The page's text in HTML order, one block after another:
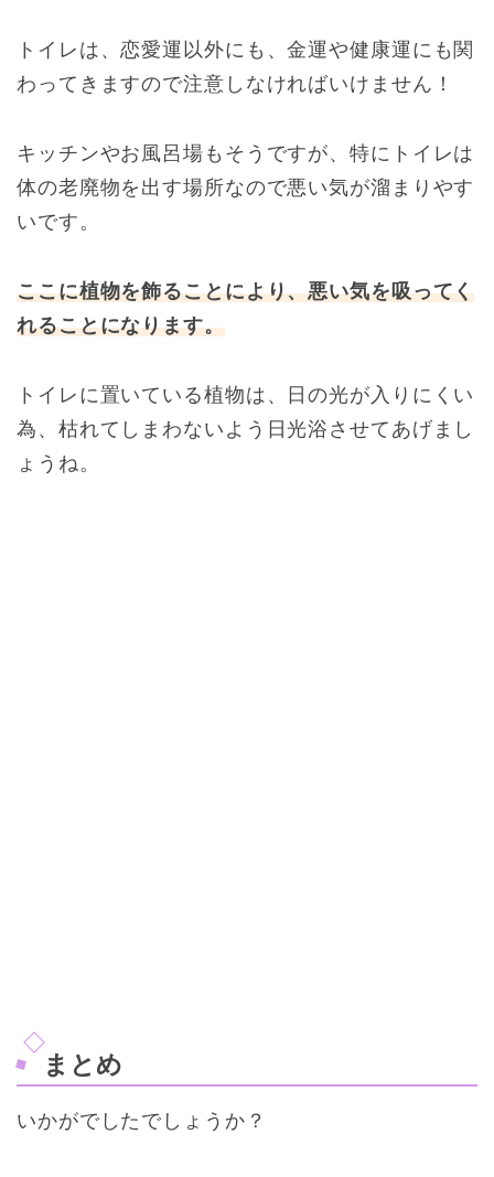
トイレは、恋愛運以外にも、金運や健康運にも関
わってきますので注意しなければいけません！
キッチンやお風呂場もそうですが、特にトイレは
体の老廃物を出す場所なので悪い気が溜まりやす
いです。
ここに植物を飾ることにより、悪い気を吸ってく
れることになります。
トイレに置いている植物は、日の光が入りにくい
為、枯れてしまわないよう日光浴させてあげまし
ょうね。
まとめ
いかがでしたでしょうか？